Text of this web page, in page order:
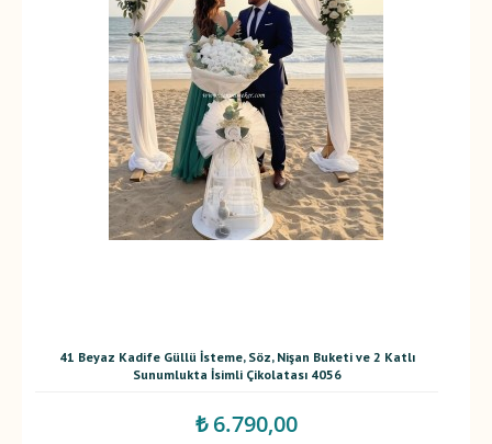
41 Beyaz Kadife Güllü İsteme, Söz, Nişan Buketi ve 2 Katlı
Sunumlukta İsimli Çikolatası 4056
₺ 6.790,00